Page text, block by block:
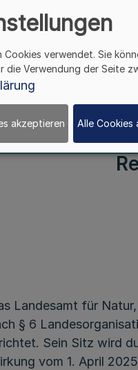
(Artikel 5 des
Landesamt für
§ 6
Sein Sitz wird
vom 1. April
verwendet. Sie
die Verwendung der Seite
akzeptieren Alle Cookies